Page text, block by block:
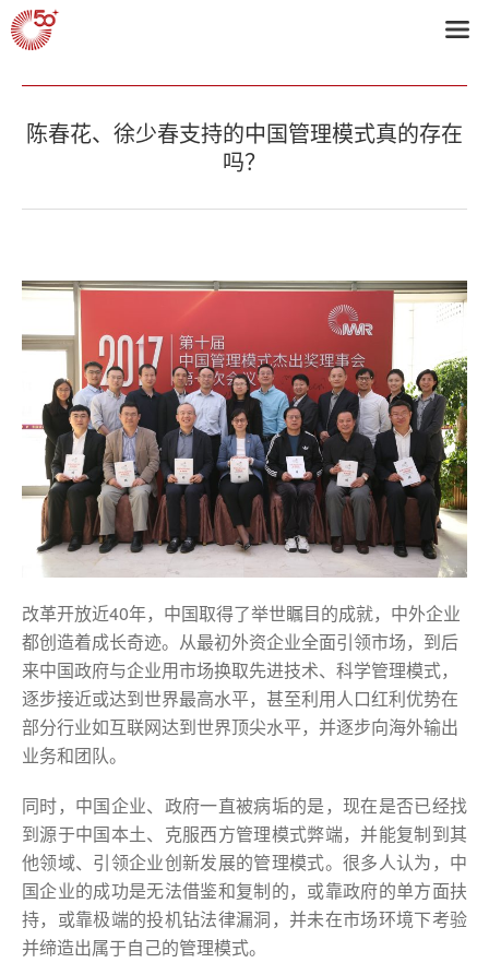
首页
陈春花、徐少春支持的中国管理模式真的存在
吗？
改革开放近40年，中国取得了举世瞩目的成就，中外企业
都创造着成长奇迹。从最初外资企业全面引领市场，到后
来中国政府与企业用市场换取先进技术、科学管理模式，
逐步接近或达到世界最高水平，甚至利用人口红利优势在
部分行业如互联网达到世界顶尖水平，并逐步向海外输出
业务和团队。
同时，中国企业、政府一直被病垢的是，现在是否已经找
到源于中国本土、克服西方管理模式弊端，并能复制到其
他领域、引领企业创新发展的管理模式。很多人认为，中
国企业的成功是无法借鉴和复制的，或靠政府的单方面扶
持，或靠极端的投机钻法律漏洞，并未在市场环境下考验
并缔造出属于自己的管理模式。